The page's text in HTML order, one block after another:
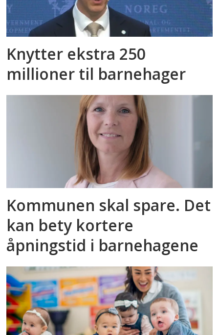
Knytter ekstra 250
millioner til barnehager
Kommunen skal spare. Det
kan bety kortere
åpningstid i barnehagene